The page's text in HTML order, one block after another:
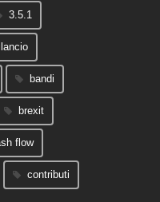
3.5.1
bandi
brexit
flow
contributi